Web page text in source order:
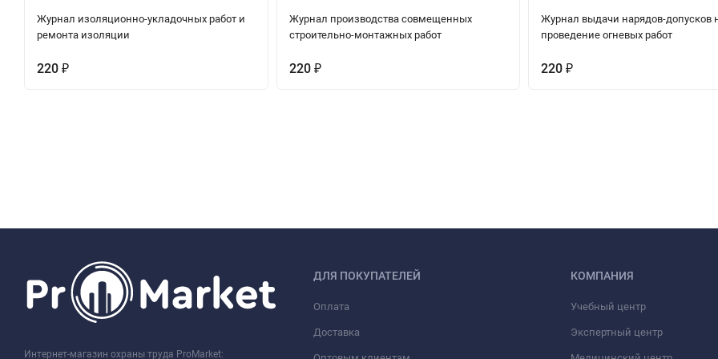
Журнал изоляционно-укладочных работ и
ремонта изоляции
220 ₽
Журнал производства совмещенных
строительно-монтажных работ
220 ₽
Журнал выдачи нарядов-допусков
проведение огневых работ
220₽
Интернет-магазин охраны труда ProMarket:
ДЛЯ ПОКУПАТЕЛЕЙ
Оплата
Доставка
КОМПАНИЯ
Учебный центр
Экспертный центр